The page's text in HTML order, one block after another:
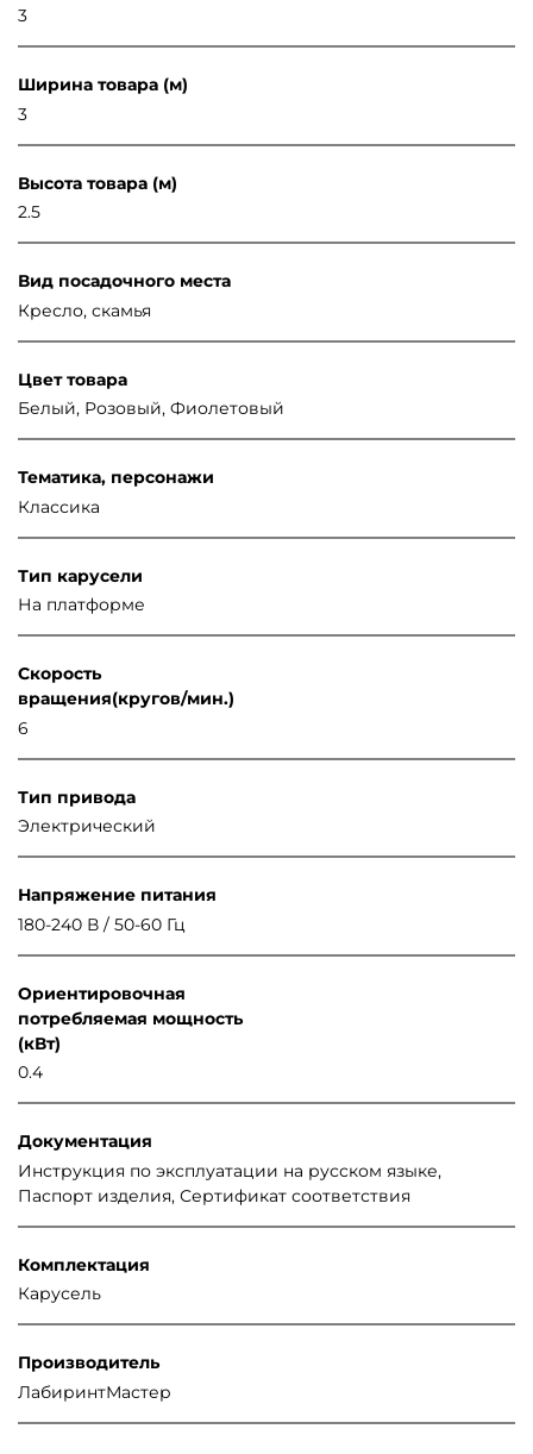
3
Ширина товара (м)
3
Высота товара (м)
2.5
Вид посадочного места
Кресло, скамья
Цвет товара
Белый, Розовый, Фиолетовый
Тематика, персонажи
Классика
Тип карусели
На платформе
Скорость
вращения(кругов/мин.)
6
Тип привода
Электрический
Напряжение питания
180-240 В / 50-60 Гц
Ориентировочная
потребляемая мощность
(кВт)
0.4
Документация
Инструкция по эксплуатации на русском языке,
Паспорт изделия, Сертификат соответствия
Комплектация
Карусель
Производитель
ЛабиринтМастер